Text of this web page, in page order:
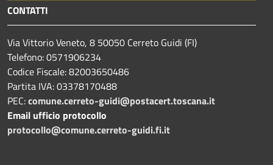
CONTATTI
Via Vittorio Veneto, 8 50050 Cerreto Guidi (FI)
Telefono: 0571906234
Codice Fiscale: 82003650486
Partita IVA: 03378170488
PEC:comune.cerreto-guidi@postacert.toscana.it
Email ufficio protocollo
protocollo@comune.cerreto-guidi.fi.it